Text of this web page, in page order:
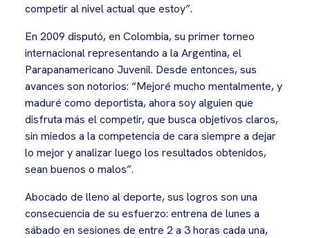
competir al nivel actual que estoy”.
En 2009 disputó, en Colombia, su primer torneo
internacional representando a la Argentina, el
Parapanamericano Juvenil. Desde entonces, sus
avances son notorios: “Mejoré mucho mentalmente, y
maduré como deportista, ahora soy alguien que
disfruta más el competir, que busca objetivos claros,
sin miedos a la competencia de cara siempre a dejar
lo mejor y analizar luego los resultados obtenidos,
sean buenos o malos”.
Abocado de lleno al deporte, sus logros son una
consecuencia de su esfuerzo: entrena de lunes a
sábado en sesiones de entre 2 a 3 horas cada una,